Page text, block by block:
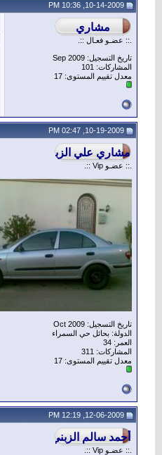
.:: عضـو فعـال ::.
تاريخ التسجيل: Sep 2009
المشاركات: 101
معدل تقييم المستوى: 17
.:: عضـو Vip ::.
تاريخ التسجيل: Oct 2009
الدولة: بحائل حي السمراء
العمر: 34
المشاركات: 311
معدل تقييم المستوى: 17
.:: عضـو Vip ::.